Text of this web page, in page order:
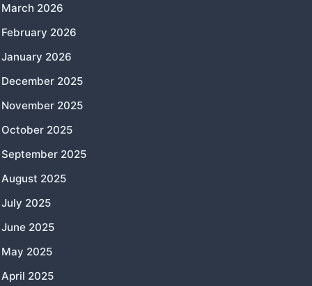
March 2026
February 2026
January 2026
December 2025
November 2025
October 2025
September 2025
August 2025
July 2025
June 2025
May 2025
April 2025